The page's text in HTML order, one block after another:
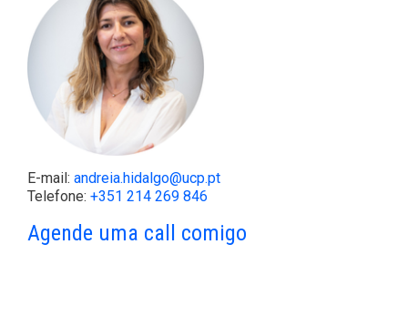
E-mail: andreia.hidalgo@ucp.pt
Telefone: +351 214 269 846
Agende uma call comigo